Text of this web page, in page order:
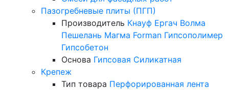
Пазогребневые плиты (ПГП)
Производитель Кнауф Ергач Волма
Пешелань Магма Forman Гипсополимер
Гипсобетон
Основа Гипсовая Силикатная
Крепеж
Тип товара Перфорированная лента